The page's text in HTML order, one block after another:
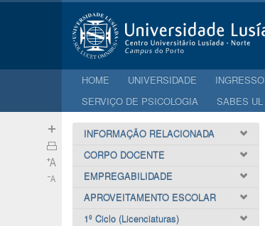
HOME UNIVERSIDADE INGRESSO
SERVIÇO DE PSICOLOGIA
SABES UL
INFORMAÇÃO RELACIONADA
CORPO DOCENTE
EMPREGABILIDADE
APROVEITAMENTO ESCOLAR
1º Ciclo (Licenciaturas)